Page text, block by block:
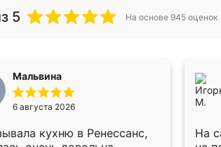
5 На основе 945 оценок
Мальвина
6 августа 2026
кухню в Ренессанс,
На